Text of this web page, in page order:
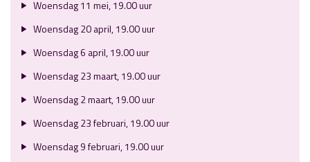
Woensdag 11 mei, 19.00 uur
Woensdag 20 april, 19.00 uur
Woensdag 6 april, 19.00 uur
Woensdag 23 maart, 19.00 uur
Woensdag 2 maart, 19.00 uur
Woensdag 23 februari, 19.00 uur
Woensdag 9 februari, 19.00 uur